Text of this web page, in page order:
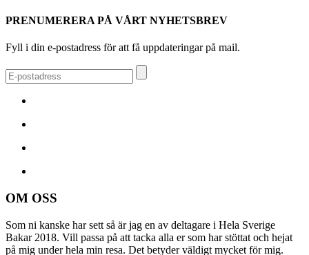
PRENUMERERA PÅ VÅRT NYHETSBREV
Fyll i din e-postadress för att få uppdateringar på mail.
OM OSS
Som ni kanske har sett så är jag en av deltagare i Hela Sverige
Bakar 2018. Vill passa på att tacka alla er som har stöttat och hejat
på mig under hela min resa. Det betyder väldigt mycket för mig.